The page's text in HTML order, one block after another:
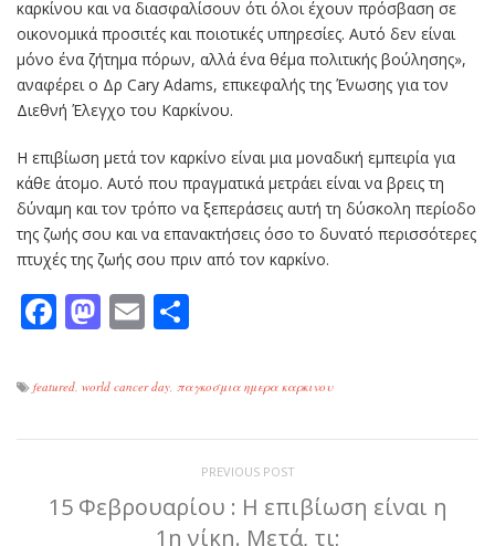
καρκίνου και να διασφαλίσουν ότι όλοι έχουν πρόσβαση σε
οικονομικά προσιτές και ποιοτικές υπηρεσίες. Αυτό δεν είναι
μόνο ένα ζήτημα πόρων, αλλά ένα θέμα πολιτικής βούλησης»,
αναφέρει ο Δρ Cary Adams, επικεφαλής της Ένωσης για τον
Διεθνή Έλεγχο του Καρκίνου.
Η επιβίωση μετά τον καρκίνο είναι μια μοναδική εμπειρία για
κάθε άτομο. Αυτό που πραγματικά μετράει είναι να βρεις τη
δύναμη και τον τρόπο να ξεπεράσεις αυτή τη δύσκολη περίοδο
της ζωής σου και να επανακτήσεις όσο το δυνατό περισσότερες
πτυχές της ζωής σου πριν από τον καρκίνο.
Facebook
Mastodon
Email
featured, world cancer day, παγκοσμια ημερα καρκινου
PREVIOUS POST
15 Φεβρουαρίου : Η επιβίωση είναι η
1η νίκη. Μετά, τι;